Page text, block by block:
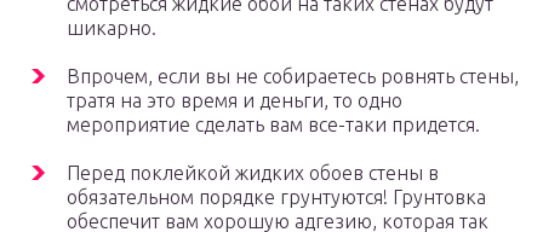
шикарно.
Впрочем, если вы не собираетесь ровнять стены,
тратя на это время и деньги, то одно
мероприятие сделать вам все-таки придется.
Перед поклейкой жидких обоев стены в
обязательном порядке грунтуются! Грунтовка
обеспечит вам хорошую адгезию, которая так